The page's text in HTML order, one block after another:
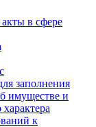
в сфере
заполнения
имуществе и
к